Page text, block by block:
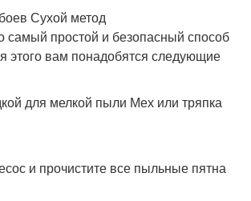
Сухой метод
самый простой и безопасный способ
этого вам понадобятся следующие
для мелкой пыли Мех или тряпка
и прочистите все пыльные пятна